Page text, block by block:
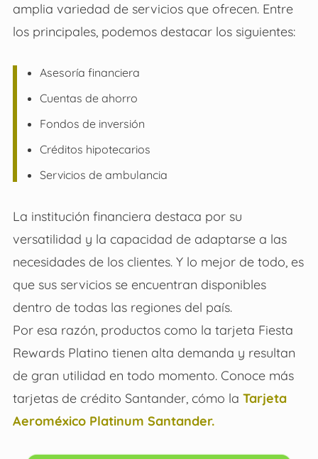
amplia variedad de servicios que ofrecen. Entre
los principales, podemos destacar los siguientes:
Asesoría financiera
Cuentas de ahorro
Fondos de inversión
Créditos hipotecarios
Servicios de ambulancia
La institución financiera destaca por su
versatilidad y la capacidad de adaptarse a las
necesidades de los clientes. Y lo mejor de todo, es
que sus servicios se encuentran disponibles
dentro de todas las regiones del país.
Por esa razón, productos como la tarjeta Fiesta
Rewards Platino tienen alta demanda y resultan
de gran utilidad en todo momento. Conoce más
tarjetas de crédito Santander, cómo la Tarjeta
Aeroméxico Platinum Santander.